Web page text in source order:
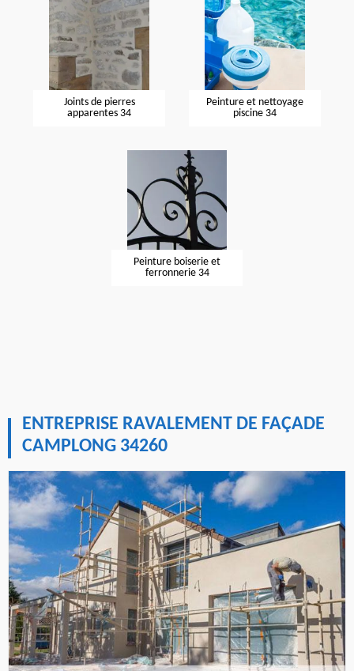
Joints de pierres
apparentes 34
Peinture et nettoyage
piscine 34
Peinture boiserie et
ferronnerie 34
ENTREPRISE RAVALEMENT DE FAÇADE
CAMPLONG 34260